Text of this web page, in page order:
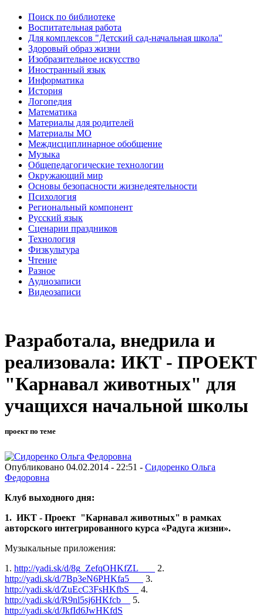
Поиск по библиотеке
Воспитательная работа
Для комплексов "Детский сад-начальная школа"
Здоровый образ жизни
Изобразительное искусство
Иностранный язык
Информатика
История
Логопедия
Математика
Материалы для родителей
Материалы МО
Междисциплинарное обобщение
Музыка
Общепедагогические технологии
Окружающий мир
Основы безопасности жизнедеятельности
Психология
Региональный компонент
Русский язык
Сценарии праздников
Технология
Физкультура
Чтение
Разное
Аудиозаписи
Видеозаписи
Разработала, внедрила и
реализовала: ИКТ - ПРОЕКТ
"Карнавал животных" для
учащихся начальной школы
проект по теме
Опубликовано 04.02.2014 - 22:51 - Сидоренко Ольга
Федоровна
Клуб выходного дня:
1. ИКТ - Проект "Карнавал животных" в рамках
авторского интегрированного курса «Радуга жизни».
Музыкальные приложения:
1. http://yadi.sk/d/8g_ZefqOHKfZL
2.
http://yadi.sk/d/7Bp3eN6PHKfa5
3.
http://yadi.sk/d/ZuEcC3FsHKfbS
4.
http://yadi.sk/d/R9nl5sj6HKfcb
5.
http://yadi.sk/d/JkfId6JwHKfdS